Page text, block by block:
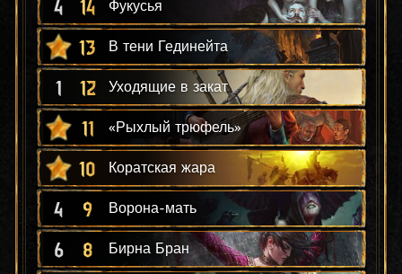
4 14 Фукусья
13 В тени Гединейта
1 12 Уходящие в закат
11 «Рыхлый трюфель»
10 Коратская жара
4 9 Ворона-мать
6 8 Бирна Бран